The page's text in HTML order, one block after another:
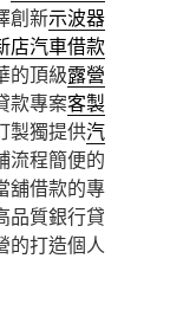
創新示波器
店汽車借款
的頂級露營
款專案客製
製獨提供汽
流程簡便的
舖借款的專
品質銀行貸
的打造個人